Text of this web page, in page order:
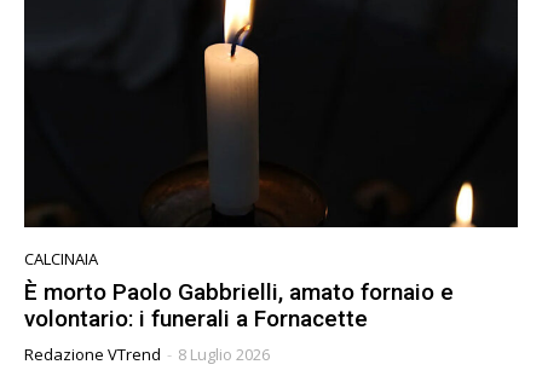
CALCINAIA
È morto Paolo Gabbrielli, amato fornaio e
volontario: i funerali a Fornacette
Redazione VTrend - 8 Luglio 2026